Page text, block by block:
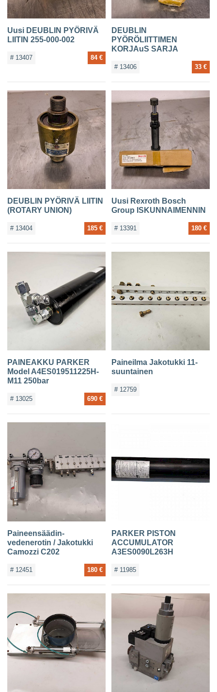
Uusi DEUBLIN PYÖRIVÄ
LIITIN 255-000-002
# 13407 84 €
DEUBLIN
PYÖRÖLIITTIMEN
KORJAuS SARJA
# 13406 33 €
DEUBLIN PYÖRIVÄ LIITIN
(ROTARY UNION)
# 13404 185 €
Uusi Rexroth Bosch
Group ISKUNNAIMENNIN
# 13391 180 €
PAINEAKKU PARKER
Model A4ES019511225H-
M11 250bar
# 13025 690 €
Paineilma Jakotukki 11-
suuntainen
# 12759
Paineensäädin-
vedenerotin / Jakotukki
Camozzi C202
# 12451 180 €
PARKER PISTON
ACCUMULATOR
A3ES0090L263H
# 11985